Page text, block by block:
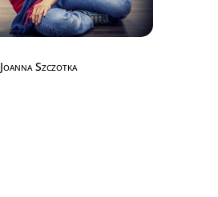
Joanna Szczotka